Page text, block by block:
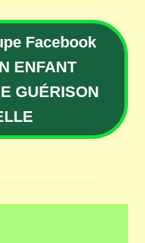
Facebook
ENFANT
GUÉRISON